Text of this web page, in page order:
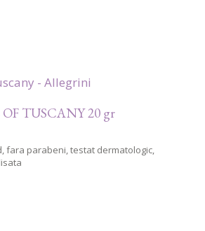
TUSCANY 20 gr
fara parabeni, testat dermatologic,